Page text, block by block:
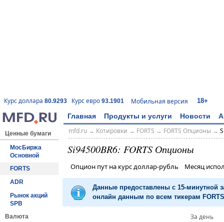
Курс доллара 80.9293 Курс евро 93.1901 Мобильная версия 18+
Главная Продукты и услуги Новости
Ценные бумаги
МосБиржа
Основной
FORTS
ADR
Рынок акций
SPB
Валюта
mfd.ru→ Котировки → FORTS → FORTS Опционы→
Si94500BR6: FORTS Опционы
Опцион пут на курс доллар-рубль Месяц
Данные предоставлены с 15-минутной
онлайн данным по всем тикерам
За день